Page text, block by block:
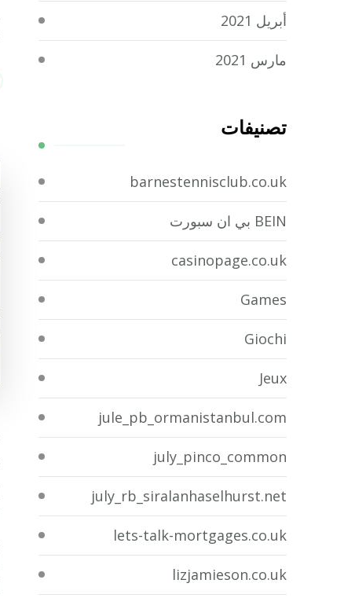
أبريل 2021
مارس 2021
تصنيفات
barnestennisclub.co.uk
BEIN بي ان سبورت
casinopage.co.uk
Games
Giochi
Jeux
jule_pb_ormanistanbul.com
july_pinco_common
july_rb_siralanhaselhurst.net
lets-talk-mortgages.co.uk
lizjamieson.co.uk